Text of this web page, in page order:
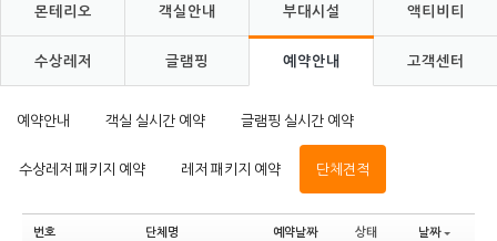
몬테리오 객실안내 부대시설 액티비티
수상레저 글램핑 예약안내 고객센터
예약안내 객실 실시간 예약 글램핑 실시간 예약
수상레저 패키지 예약 레저 패키지 예약 단체견적
번호 단체명 예약날짜 상태 날짜